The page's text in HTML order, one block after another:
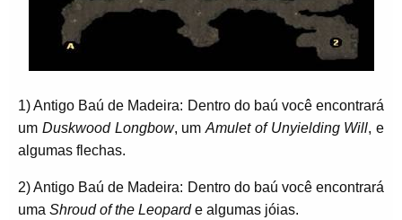
1) Antigo Baú de Madeira: Dentro do baú você encontrará
um Duskwood Longbow, um Amulet of Unyielding Will, e
algumas flechas.
2) Antigo Baú de Madeira: Dentro do baú você encontrará
uma Shroud of the Leoparde algumas jóias.